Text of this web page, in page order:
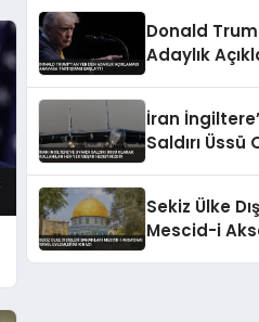
Donald
Adaylık
İran
Saldırı Üssü
Sekiz Ülke
Mescid-i